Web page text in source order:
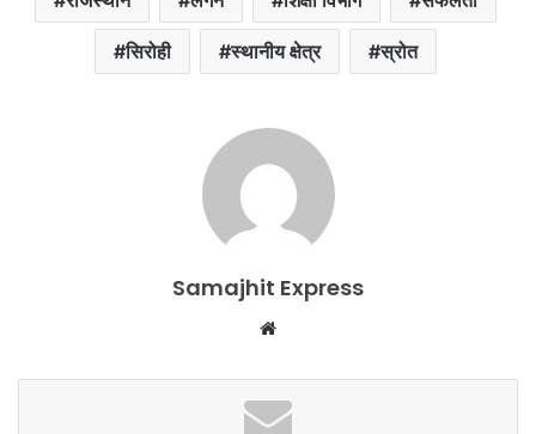
सिरोही स्थानीय क्षेत्र स्रोत
Samajhit Express